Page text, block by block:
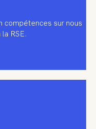
compétences sur nous
RSE.